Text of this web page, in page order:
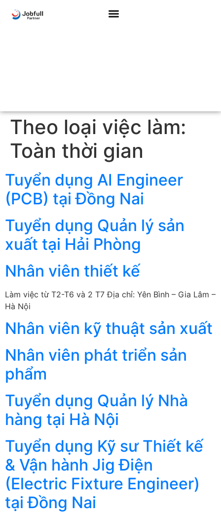
Theo loại việc làm:
Toàn thời gian
Tuyển dụng AI Engineer
(PCB) tại Đồng Nai
Tuyển dụng Quản lý sản
xuất tại Hải Phòng
Nhân viên thiết kế
Làm việc từ T2-T6 và 2 T7 Địa chỉ: Yên Bình – Gia Lâm –
Hà Nội
Nhân viên kỹ thuật sản xuất
Nhân viên phát triển sản
phẩm
Tuyển dụng Quản lý Nhà
hàng tại Hà Nội
Tuyển dụng Kỹ sư Thiết kế
& Vận hành Jig Điện
(Electric Fixture Engineer)
tại Đồng Nai